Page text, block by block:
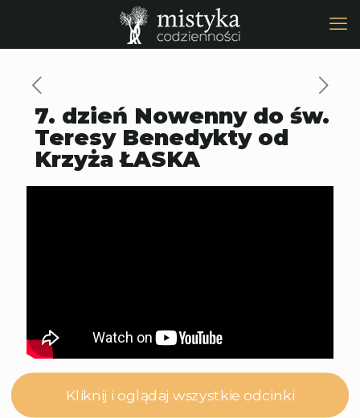
7. dzień Nowenny do św.
Teresy Benedykty od
Krzyża ŁASKA
Kliknij i oglądaj wszystkie odcinki